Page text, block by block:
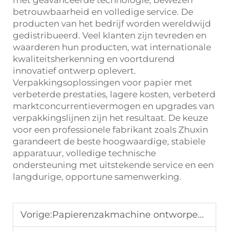
betrouwbaarheid en volledige service. De
producten van het bedrijf worden wereldwijd
gedistribueerd. Veel klanten zijn tevreden en
waarderen hun producten, wat internationale
kwaliteitsherkenning en voortdurend
innovatief ontwerp oplevert.
Verpakkingsoplossingen voor papier met
verbeterde prestaties, lagere kosten, verbeterd
marktconcurrentievermogen en upgrades van
verpakkingslijnen zijn het resultaat. De keuze
voor een professionele fabrikant zoals Zhuxin
garandeert de beste hoogwaardige, stabiele
apparatuur, volledige technische
ondersteuning met uitstekende service en een
langdurige, opportune samenwerking.
Vorige:Papierenzakmachine ontworpen voor flexibiliteit en hoge productie